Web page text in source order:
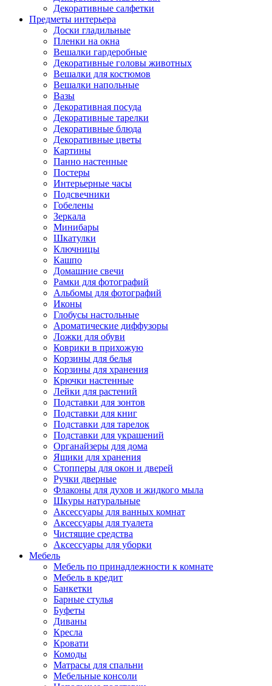
Декоративные салфетки
Предметы интерьера
Доски гладильные
Пленки на окна
Вешалки гардеробные
Декоративные головы животных
Вешалки для костюмов
Вешалки напольные
Вазы
Декоративная посуда
Декоративные тарелки
Декоративные блюда
Декоративные цветы
Картины
Панно настенные
Постеры
Интерьерные часы
Подсвечники
Гобелены
Зеркала
Минибары
Шкатулки
Ключницы
Кашпо
Домашние свечи
Рамки для фотографий
Альбомы для фотографий
Иконы
Глобусы настольные
Ароматические диффузоры
Ложки для обуви
Коврики в прихожую
Корзины для белья
Корзины для хранения
Крючки настенные
Лейки для растений
Подставки для зонтов
Подставки для книг
Подставки для тарелок
Подставки для украшений
Органайзеры для дома
Ящики для хранения
Стопперы для окон и дверей
Ручки дверные
Флаконы для духов и жидкого мыла
Шкуры натуральные
Аксессуары для ванных комнат
Аксессуары для туалета
Чистящие средства
Аксессуары для уборки
Мебель
Мебель по принадлежности к комнате
Мебель в кредит
Банкетки
Барные стулья
Буфеты
Диваны
Кресла
Кровати
Комоды
Матрасы для спальни
Мебельные консоли